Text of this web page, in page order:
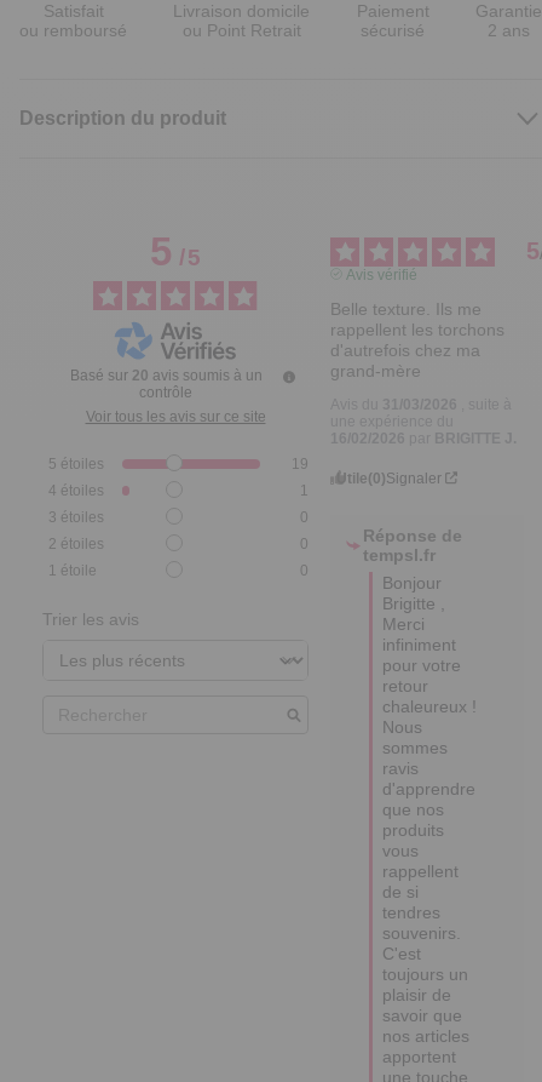
Satisfait
ou remboursé
Livraison domicile
ou Point Retrait
Paiement
sécurisé
Garantie
2 ans
Description du produit
5/5
Basé sur 20 avis soumis à un
contrôle
Voir tous les avis sur ce site
5 étoiles
19
4 étoiles
1
3 étoiles
0
2 étoiles
0
1 étoile 0
Trier les avis
5
Avis vérifié
Belle texture. Ils me
rappellent les torchons
d'autrefois chez ma
grand-mère
31/03/2026
Utile(0)Signaler
Réponse de
tempsl.fr
Bonjour
Brigitte ,
Merci
infiniment
pour votre
retour
chaleureux !
Nous
sommes
ravis
d'apprendre
que nos
produits
vous
rappellent
de si
tendres
souvenirs.
C'est
toujours un
plaisir de
savoir que
nos articles
apportent
une touche